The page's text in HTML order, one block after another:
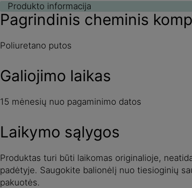
Produkto informacija
Pagrindinis cheminis
Poliuretano putos
Galiojimo laikas
15 mėnesių nuo pagaminimo datos
Laikymo sąlygos
Produktas turi būti laikomas originalioje,
padėtyje. Saugokite balionėlį nuo tiesioginių
pakuotės.